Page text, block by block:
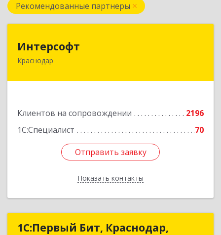
Рекомендованные партнеры
Интерсофт
Краснодар
Клиентов на сопровождении
2196
1С:Специалист
70
Отправить заявку
Показать контакты
350020, Краснодарский край, Краснодар г,
Отправить заявку
Назад
1С:Первый Бит, Краснодар,
1С:Первый Бит, Краснодар,